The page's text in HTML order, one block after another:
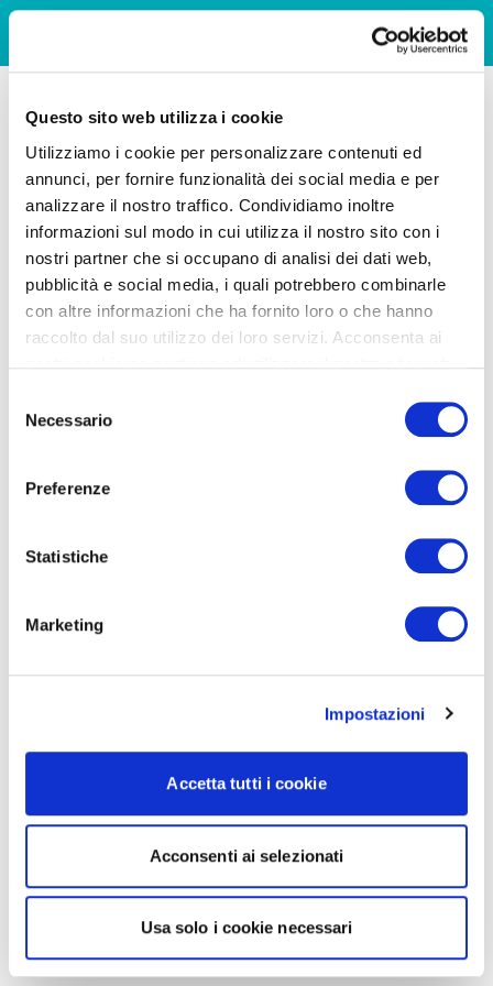
Questo sito web utilizza i cookie
Utilizziamo i cookie per personalizzare contenuti ed
annunci, per fornire funzionalità dei social media e per
analizzare il nostro traffico. Condividiamo inoltre
informazioni sul modo in cui utilizza il nostro sito con i
nostri partner che si occupano di analisi dei dati web,
pubblicità e social media, i quali potrebbero combinarle
con altre informazioni che ha fornito loro o che hanno
raccolto dal suo utilizzo dei loro servizi. Acconsenta ai
delNecessario
Preferenze
Statistiche
Marketing
Impostazioni
Accetta tutti i cookie
Acconsenti ai selezionati
Usa solo i cookie necessari